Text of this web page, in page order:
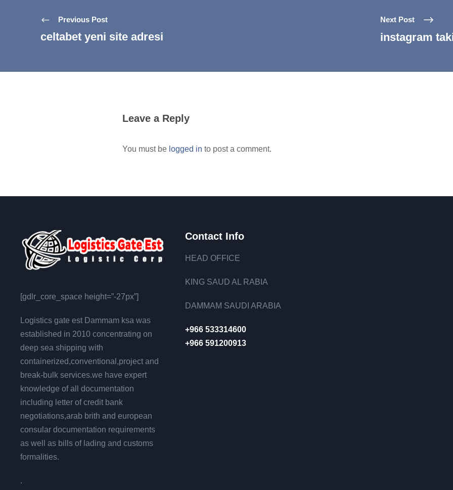
Previous Post
celtabet yeni site adresi
Next Post
instagram
Leave a Reply
You must be logged in to post a comment.
[gdlr_core_space height=”-27px”]
Logistics gate est Dammam ksa was
established in 2010 concentrating on
deep sea shipping with
containerized,conventional,project and
break-bulk services.we have expert
knowledge of all documentation
including letter of credit bank
negotiations,arab brith and european
consular documentation requirements
as well as bills of lading and customs
formalities.
.
Contact Info
HEAD OFFICE
KING SAUD AL RABIA
DAMMAM SAUDI ARABIA
+966 533314600
+966 591200913